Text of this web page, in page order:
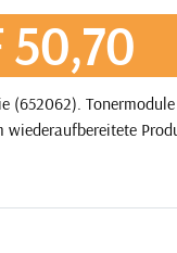
50,70
(652062).